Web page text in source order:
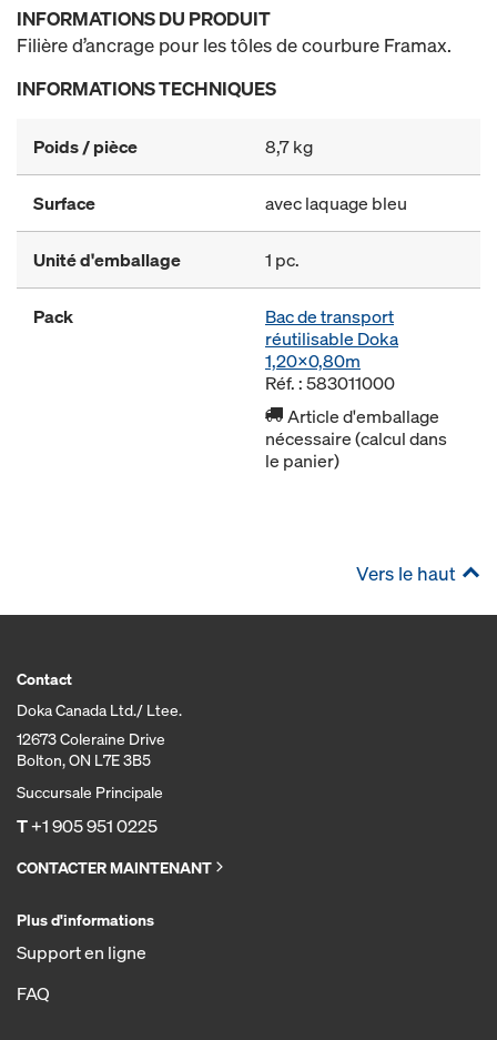
INFORMATIONS DU PRODUIT
Filière d’ancrage pour les tôles de courbure Framax.
INFORMATIONS TECHNIQUES
Poids / pièce 8,7 kg
Surface avec laquage bleu
Unité d'emballage 1 pc.
Pack
Bac de transport
réutilisable Doka
1,20x0,80m
Réf. : 583011000
Article d'emballage
nécessaire (calcul dans
le panier)
Vers le haut
Contact
Doka Canada Ltd./ Ltee.
12673 Coleraine Drive
Bolton, ON L7E 3B5
Succursale Principale
T+1 905 951 0225
CONTACTER MAINTENANT
Plus d'informations
Support en ligne
FAQ